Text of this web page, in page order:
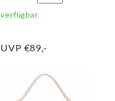
verfügbar
UVP €89,-